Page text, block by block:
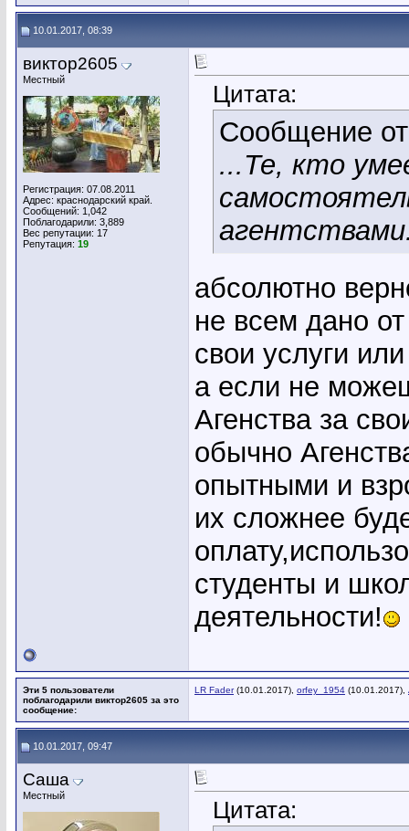
10.01.2017, 08:39
виктор2605
Местный
Регистрация: 07.08.2011
Адрес: краснодарский край.
Сообщений: 1,042
Поблагодарили: 3,889
Вес репутации: 17
Репутация: 19
Цитата:
Сообщение
...Те, кто
абсолютно
не всем дано
свои услуги
а если не
Агенства за
обычно
опытными и
их сложнее
студенты и
деятельности!
Эти 5 пользователи
поблагодарили виктор2605 за это
сообщение:
LR Fader(10.01.2017), orfey_1954 (10.01.2017),
10.01.2017, 09:47
Саша
Местный
Цитата: